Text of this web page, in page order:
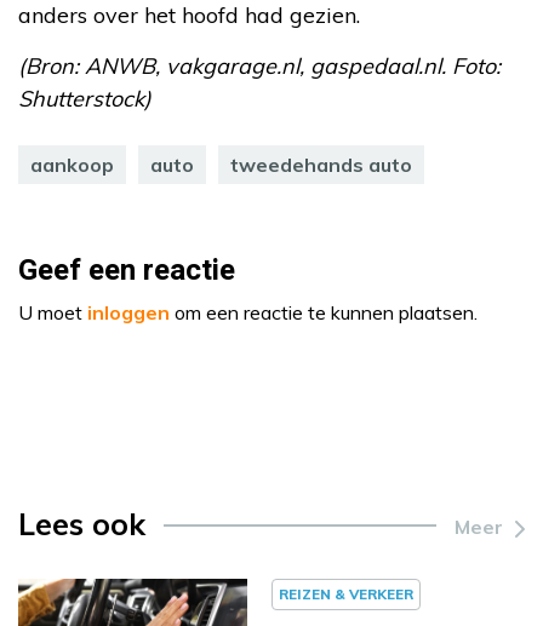
anders over het hoofd had gezien.
(Bron: ANWB, vakgarage.nl, gaspedaal.nl. Foto:
Shutterstock)
aankoop auto tweedehands auto
Geef een reactie
U moet inloggen om een reactie te kunnen plaatsen.
Lees ook Meer
REIZEN & VERKEER